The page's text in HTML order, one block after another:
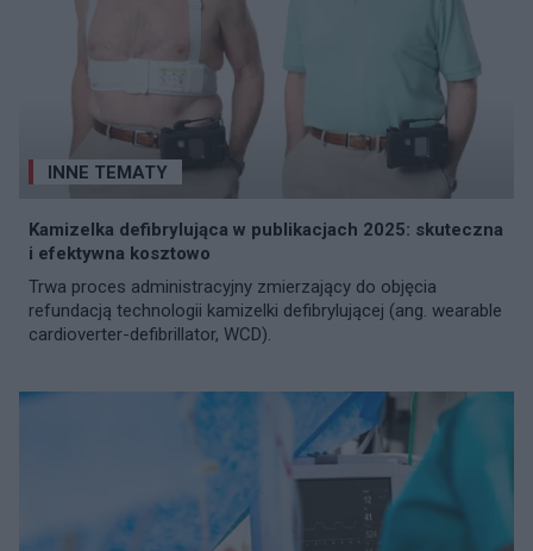
INNE TEMATY
Kamizelka defibrylująca w publikacjach 2025: skuteczna
i efektywna kosztowo
Trwa proces administracyjny zmierzający do objęcia
refundacją technologii kamizelki defibrylującej (ang. wearable
cardioverter-defibrillator, WCD).